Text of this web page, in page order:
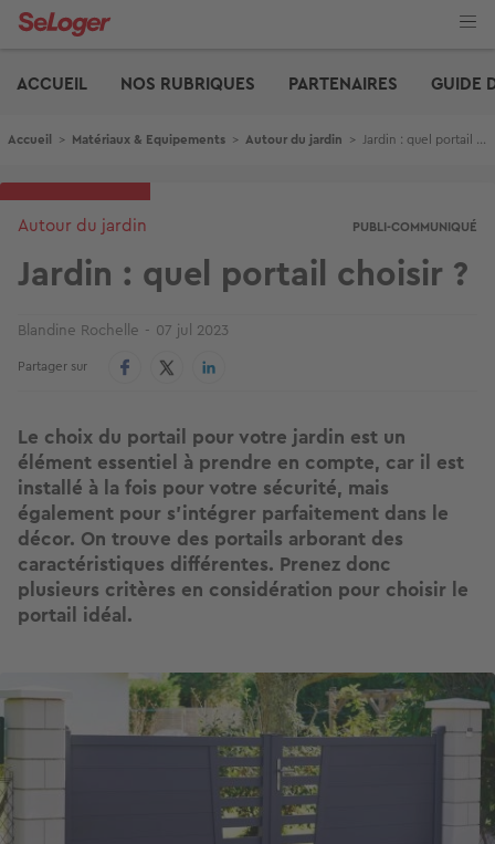
Aller
ACCUEIL
NOS RUBRIQUES PARTENAIRES GUIDE
Fil d'Ariane
Accueil > Matériaux & Equipements > Autour du jardin > Jardin : quel portail choisir ?
PUBLI-COMMUNIQUÉ
Autour du jardin
Jardin : quel portail choisir ?
Blandine Rochelle 07 jul 2023
Partager sur
Le choix du portail pour votre jardin est un
élément essentiel à prendre en compte, car il est
installé à la fois pour votre sécurité, mais
également pour s’intégrer parfaitement dans le
décor. On trouve des portails arborant des
caractéristiques différentes. Prenez donc
plusieurs critères en considération pour choisir le
portail idéal.